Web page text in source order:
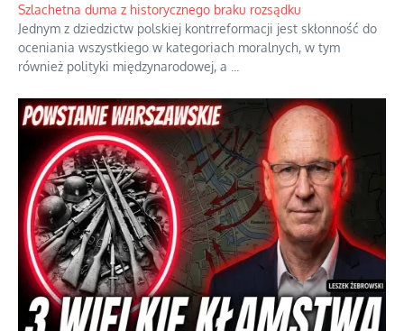
Szlachetna duma z historycznego braku rozsądku
Jednym z dziedzictw polskiej kontrreformacji jest skłonność do
oceniania wszystkiego w kategoriach moralnych, w tym
również polityki międzynarodowej, a